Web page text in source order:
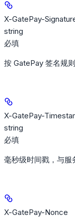
X-GatePay-
string
必填
按 GatePay 签名规
X-GatePay-
string
必填
毫秒级时间戳，与
X-GatePay-Nonce